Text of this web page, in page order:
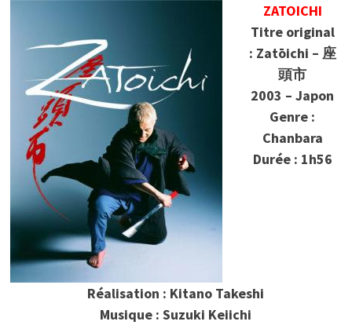
ZATOICHI
Titre original
: Zatōichi – 座
頭市
2003 – Japon
Genre :
Chanbara
Durée : 1h56
Réalisation : Kitano Takeshi
Musique : Suzuki Keiichi